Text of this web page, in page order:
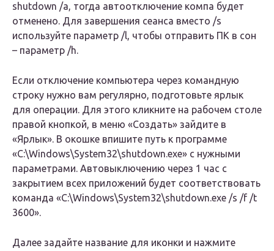
shutdown /a, тогда автоотключение компа будет
отменено. Для завершения сеанса вместо /s
используйте параметр /l, чтобы отправить ПК в сон
– параметр /h.
Если отключение компьютера через командную
строку нужно вам регулярно, подготовьте ярлык
для операции. Для этого кликните на рабочем столе
правой кнопкой, в меню «Создать» зайдите в
«Ярлык». В окошке впишите путь к программе
«C:\Windows\System32\shutdown.exe» с нужными
параметрами. Автовыключению через 1 час с
закрытием всех приложений будет соответствовать
команда «C:\Windows\System32\shutdown.exe /s /f /t
3600».
Далее задайте название для иконки и нажмите